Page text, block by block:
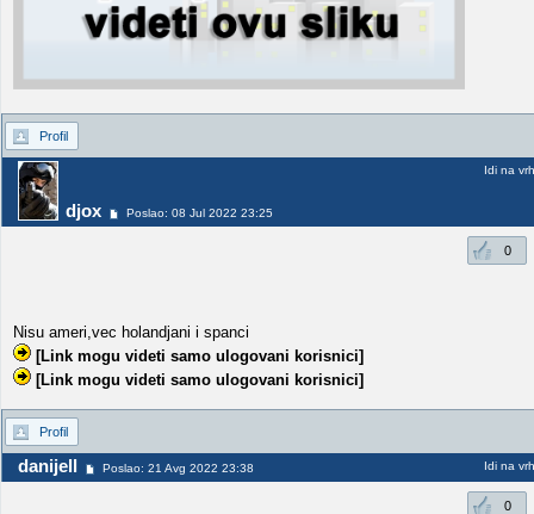
Profil
djox Poslao: 08 Jul 2022 23:25
Idi na vrh
0
Nisu ameri,vec holandjani i spanci
[Link mogu videti samo ulogovani korisnici]
[Link mogu videti samo ulogovani korisnici]
Profil
danijell Poslao: 21 Avg 2022 23:38 Idi na vrh
0